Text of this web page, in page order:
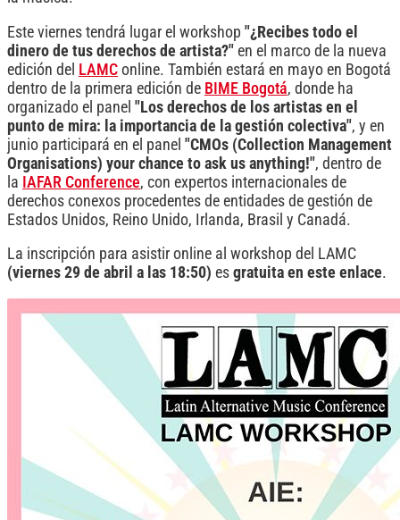
Este viernes tendrá lugar el workshop "¿Recibes todo el
dinero de tus derechos de artista?" en el marco de la nueva
edición del LAMC online. También estará en mayo en Bogotá
dentro de la primera edición de BIME Bogotá, donde ha
organizado el panel "Los derechos de los artistas en el
punto de mira: la importancia de la gestión colectiva", y en
junio participará en el panel "CMOs (Collection Management
Organisations) your chance to ask us anything!", dentro de
la IAFAR Conference, con expertos internacionales de
derechos conexos procedentes de entidades de gestión de
Estados Unidos, Reino Unido, Irlanda, Brasil y Canadá.
La inscripción para asistir online al workshop del LAMC
(viernes 29 de abril a las 18:50) es gratuita en este enlace.